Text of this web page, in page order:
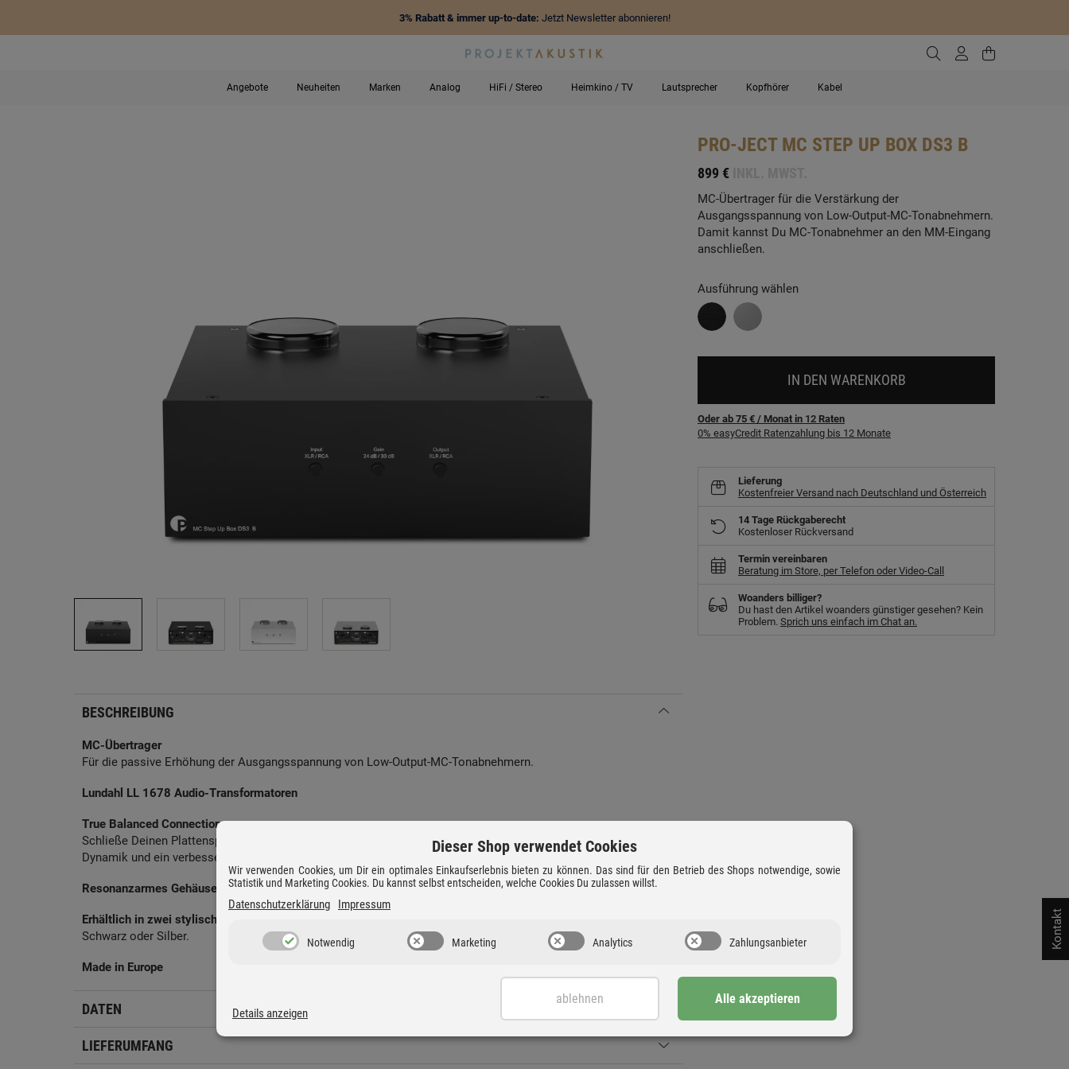
3% Rabatt & immer up-to-date: Jetzt Newsletter abonnieren!
Zur Suche gehen
ZumZum
Angebote Neuheiten Marken Analog HiFi / Stereo Heimkino / TV Lautsprecher Kopfhörer Kabel
BESCHREIBUNG
MC-Übertrager
Für die passive Erhöhung der Ausgangsspannung von Low-Output-MC-Tonabnehmern.
Lundahl LL 1678 Audio-Transformatoren
True Balanced Connection
Schließe Deinen Plattenspieler mit dem passenden, symmetrichen Connect it-Kabel an und genieße mehr
Dynamik und ein verbessertes Signal-Rausch-Verhältnis. Nur mit MC-Tonabnehmern möglich.
Resonanzarmes Gehäuse aus gebürstetem Aluminium
Erhältlich in zwei stylischen Farben
Schwarz oder Silber.
Made in Europe
DATEN
LIEFERUMFANG
PRO-JECTMC STEP UP BOX DS3 B
899 €
MC-Übertrager für die Verstärkung der
Ausgangsspannung von Low-Output-MC-Tonabnehmern.
Damit kannst Du MC-Tonabnehmer an den MM-Eingang
anschließen.
Ausführung wählen
IN DEN WARENKORB
Oder ab 75 € / Monat in 12 Raten
0% easyCredit Ratenzahlung bis 12 Monate
Lieferung
Kostenfreier Versand nach Deutschland und Österreich
14 Tage Rückgaberecht
Kostenloser Rückversand
Termin vereinbaren
Beratung im Store, per Telefon oder Video-Call
Woanders billiger?
Du hast den Artikel woanders günstiger gesehen? Kein
Problem. Sprich uns einfach im Chat an.
Kontakt
Dieser Shop verwendet Cookies
Wir verwenden Cookies, um Dir ein optimales Einkaufserlebnis bieten zu können. Das sind für den Betrieb des Shops notwendige, sowie
Statistik und Marketing Cookies. Du kannst selbst entscheiden, welche Cookies Du zulassen willst.
Datenschutzerklärung Impressum
Notwendig Marketing Analytics Zahlungsanbieter
Details anzeigen
ablehnen Alle akzeptieren